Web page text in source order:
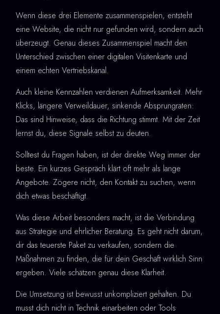
Wenn diese drei Elemente zusammenspielen, entsteht
eine Website, die nicht nur gefunden wird, sondern auch
überzeugt. Genau dieses Zusammenspiel macht den
Unterschied zwischen einer digitalen Visitenkarte und
einem echten Vertriebskanal.
Auch kleine Kennzahlen verdienen Aufmerksamkeit. Mehr
Klicks, längere Verweildauer, sinkende Absprungraten:
Das sind Hinweise, dass die Richtung stimmt. Mit der Zeit
lernst du, diese Signale selbst zu deuten.
Solltest du Fragen haben, ist der direkte Weg immer der
beste. Ein kurzes Gespräch klärt oft mehr als lange
Angebote. Zögere nicht, den Kontakt zu suchen, wenn
dich etwas beschäftigt.
Was diese Arbeit besonders macht, ist die Verbindung
aus Strategie und ehrlicher Beratung. Es geht nicht darum,
dir das teuerste Paket zu verkaufen, sondern die
Maßnahmen zu finden, die für dein Geschäft wirklich Sinn
ergeben. Viele schätzen genau diese Klarheit.
Die Umsetzung ist bewusst unkompliziert gehalten. Du
musst dich nicht in Technik einarbeiten oder Tools